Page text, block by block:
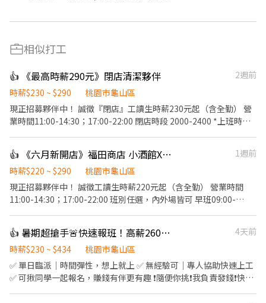
相似打工
👍 《最高時薪290元》閉店清潔夥伴
2週前
時薪$230 ~ $290
桃園市龜山區
現正招募夥伴中！ 誠徵『閉店』工讀生時薪230元起（含全勤） 營
業時間11:00-14:30；17:00-22:00 閉店時段 2000-2400 *上班時間
【基本保障與其他福利】 ①勞保、健保、勞退提撥6%、僱主意外
責任險 ②正式夥伴年終獎金與三節獎金、禮品 ③正式薪夥伴年假10
天起 （優於勞基法，依當年度在職比例發放) ④完整的教育訓練 ⑤
每日員工供膳 ⑥不定期店鋪聚會、聚餐 【工作內容】環境整理/其
👍 《六月新開店》福田商店 小酒館X食堂 計時夥伴
1週前
時薪$220 ~ $290
桃園市龜山區
現正招募夥伴中！ 誠徵工讀生時薪220元起（含全勤） 營業時間
11:00-14:30；17:00-22:00 班別任選，內外場皆可 早班09:00-
是陪伴」的精神，成為最有人情味的居酒屋。 【基本保障與其他福
利】 ①勞保、健保、勞退提撥6%、僱主意外責任險 ②正式夥伴年
終獎金與三節獎金、禮品 ③正式薪夥伴年假10天起 （優於勞基法，
依當年度在職比例發放) ④完整的教育訓練 ⑤每日員工供膳 ⑥不定
👍 暑期超搶手🚨快速報班！高薪260🔥日領現賺💸多時段任選！
4天前
時薪$230 ~ $434
桃園市龜山區
✅ 單日臨派｜時間彈性，想上就上 ✅ 無經驗可｜專人協助快速上工
✅ 可揪同學一起報名，賺錢有伴更有趣 ❗️隨便你挑❗️我負責發錢❗️快找